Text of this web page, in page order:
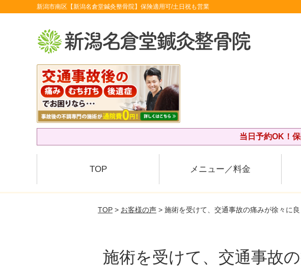
新潟市南区【新潟名倉堂鍼灸整骨院】保険適用可/土日祝も営業
当日予約OK！
TOP メニュー／料金
TOP > お客様の声 > 施術を受けて、交通事故の痛みが徐々に
施術を受けて、交通事故